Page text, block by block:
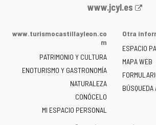
Portal
la
de
Castilla
y
León
-
www.jcyl.es
www.turismocastillayleon.co
m
PATRIMONIO Y CULTURA
ENOTURISMO Y GASTRONOMÍA
NATURALEZA
CONÓCELO
MI ESPACIO PERSONAL
Otra
ESPACIO
MAPA WEB
BÚSQUEDA